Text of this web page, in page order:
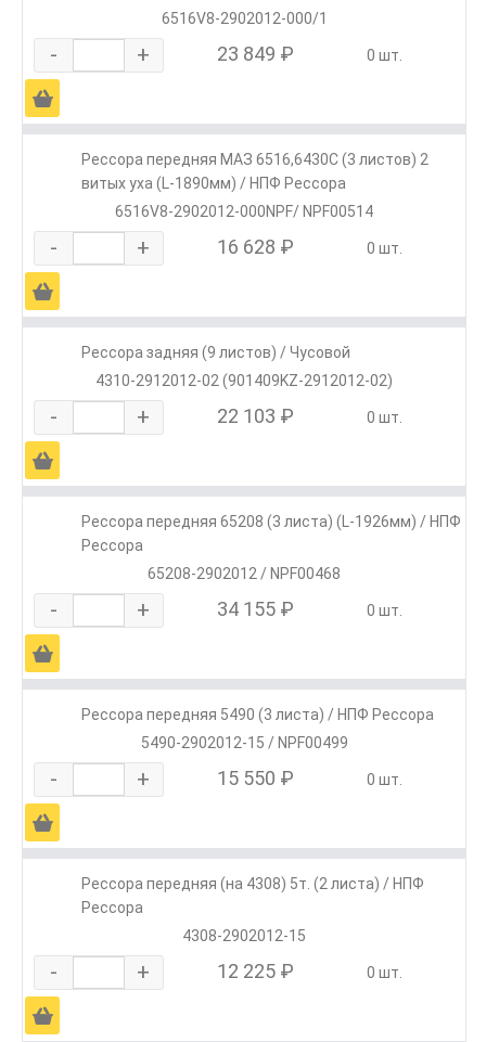
6516V8-2902012-000/1
- + 23 849 ₽ 0 шт.
Ä
Рессора передняя МАЗ 6516,6430С (3 листов) 2
витых уха (L-1890мм) / НПФ Рессора
6516V8-2902012-000NPF/ NPF00514
- + 16 628 ₽ 0 шт.
Ä
Рессора задняя (9 листов) / Чусовой
4310-2912012-02 (901409KZ-2912012-02)
- + 22 103 ₽ 0 шт.
Ä
Рессора передняя 65208 (3 листа) (L-1926мм) / НПФ
Рессора
65208-2902012 / NPF00468
- + 34 155 ₽ 0 шт.
Ä
Рессора передняя 5490 (3 листа) / НПФ Рессора
5490-2902012-15 / NPF00499
- + 15 550 ₽ 0 шт.
Ä
Рессора передняя (на 4308) 5т. (2 листа) / НПФ
Рессора
4308-2902012-15
- + 12 225 ₽ 0 шт.
Ä